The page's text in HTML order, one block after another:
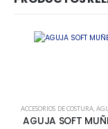
ACCESORIOS DE COSTURA,
AGUJA SOFT